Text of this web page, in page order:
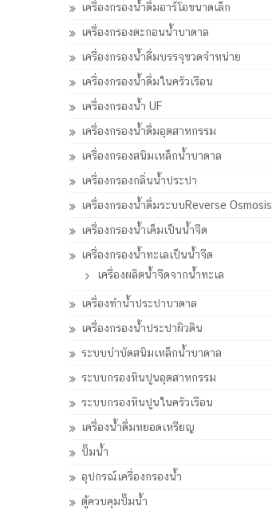
เครื่องกรองน้ำดื่มอาร์โอขนาดเล็ก
เครื่องกรองตะกอนน้ำบาดาล
เครื่องกรองน้ำดื่มบรรจุขวดจำหน่าย
เครื่องกรองน้ำดื่มในครัวเรือน
เครื่องกรองน้ำ UF
เครื่องกรองน้ำดื่มอุตสาหกรรม
เครื่องกรองสนิมเหล็กน้ำบาดาล
เครื่องกรองกลิ่นน้ำประปา
เครื่องกรองน้ำดื่มระบบReverse Osmosis
เครื่องกรองน้ำเค็มเป็นน้ำจืด
เครื่องกรองน้ำทะเลเป็นน้ำจืด
เครื่องผลิตน้ำจืดจากน้ำทะเล
เครื่องทำน้ำประปาบาดาล
เครื่องกรองน้ำประปาผิวดิน
ระบบบำบัดสนิมเหล็กน้ำบาดาล
ระบบกรองหินปูนอุตสาหกรรม
ระบบกรองหินปูนในครัวเรือน
เครื่องน้ำดื่มหยอดเหรียญ
ปั๊มน้ำ
อุปกรณ์เครื่องกรองน้ำ
ตู้ควบคุมปั๊มน้ำ